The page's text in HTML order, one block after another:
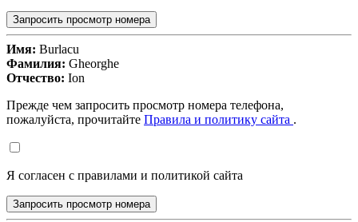
Запросить просмотр номера
Имя: Burlacu
Фамилия: Gheorghe
Отчество: Ion
Прежде чем запросить просмотр номера телефона,
пожалуйста, прочитайте Правила и политику сайта .
Я согласен с правилами и политикой сайта
Запросить просмотр номера